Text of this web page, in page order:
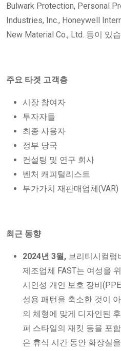
Bulwark Protection, Personal
Industries, Inc., Honeywell
New Material Co., Ltd. 등이 있
주요 타겟 고객층
시장 참여자
투자자들
최종 사용자
정부 당국
컨설팅 및 연구 회사
벤처 캐피털리스트
부가가치 재판매업체(VAR)
최근 동향
2024년 3월, 브리티시컬럼
제조업체 FAST는 여성을
시인성 개인 보호 장비
성용 패턴을 축소한 것이
의 체형에 맞게 디자인된
퍼 스타일의 재킷 등을 포
은 휴식 시간 동안 화장실